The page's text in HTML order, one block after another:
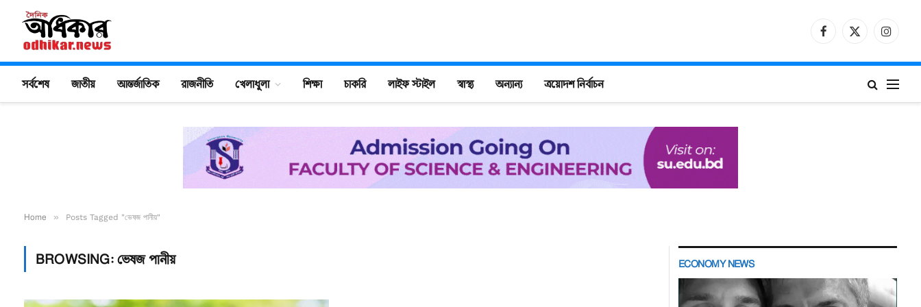
Facebook
X
সর্বশেষ জাতীয় আন্তর্জাতিক রাজনীতি খেলাধুলা শিক্ষা চাকরি লাইফ স্টাইল স্বাস্থ্য অন্যান্য ত্রয়োদশ নির্বাচন
Home » Posts Tagged "ভেষজ পানীয়"
BROWSING:ভেষজ পানীয় ECONOMY NEWS